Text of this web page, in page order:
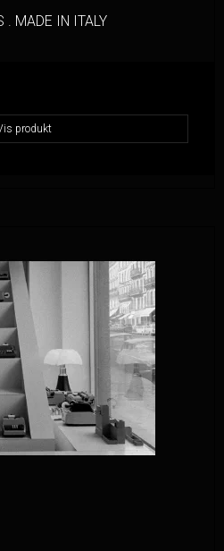
. MADE IN ITALY
produkt